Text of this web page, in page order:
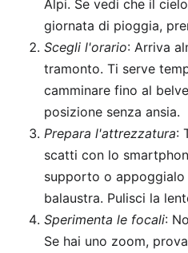
Alpi. Se vedi che il
giornata di pioggia,
Scegli l'orario: Arriva
tramonto. Ti serve
camminare fino al
posizione senza ansia.
Prepara l'attrezzatura:
scatti con lo
supporto o appoggialo
balaustra. Pulisci la
Sperimenta le focali:
Se hai uno zoom,